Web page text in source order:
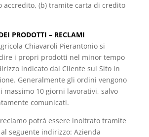
accredito, (b) tramite carta di credito
PRODOTTI – RECLAMI
Chiavaroli Pierantonio si
i propri prodotti nel minor tempo
indicato dal Cliente sul Sito in
Generalmente gli ordini vengono
massimo 10 giorni lavorativi, salvo
comunicati.
potrà essere inoltrato tramite
seguente indirizzo: Azienda